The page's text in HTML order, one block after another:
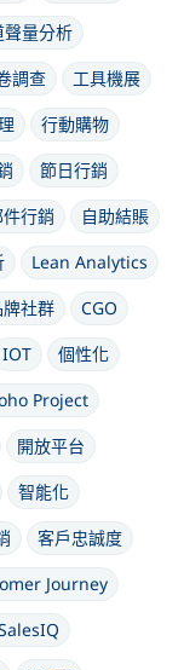
聲量分析
調查
工具機展
行動購物
節日行銷
行銷
自助結賬
Lean Analytics
牌社群
CGO
IOT
個性化
Project
開放平台
智能化
客戶忠誠度
Journey